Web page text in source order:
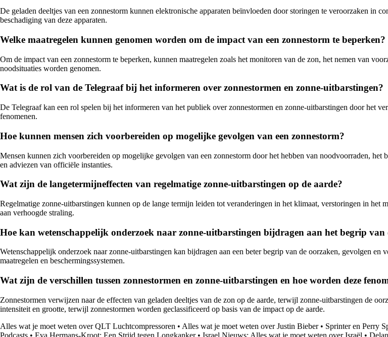
De geladen deeltjes van een zonnestorm kunnen elektronische apparaten beïnvloeden door storingen te veroorzaken in
beschadiging van deze apparaten.
Welke maatregelen kunnen genomen worden om de impact van een zonnestorm te beperken?
Om de impact van een zonnestorm te beperken, kunnen maatregelen zoals het monitoren van de zon, het nemen van
noodsituaties worden genomen.
Wat is de rol van de Telegraaf bij het informeren over zonnestormen en zonne-uitbarstingen?
De Telegraaf kan een rol spelen bij het informeren van het publiek over zonnestormen en zonne-uitbarstingen door het
fenomenen.
Hoe kunnen mensen zich voorbereiden op mogelijke gevolgen van een zonnestorm?
Mensen kunnen zich voorbereiden op mogelijke gevolgen van een zonnestorm door het hebben van noodvoorraden,
en adviezen van officiële instanties.
Wat zijn de langetermijneffecten van regelmatige zonne-uitbarstingen op de aarde?
Regelmatige zonne-uitbarstingen kunnen op de lange termijn leiden tot veranderingen in het klimaat, verstoringen in
aan verhoogde straling.
Hoe kan wetenschappelijk onderzoek naar zonne-uitbarstingen bijdragen aan het begrip van
Wetenschappelijk onderzoek naar zonne-uitbarstingen kan bijdragen aan een beter begrip van de oorzaken, gevolgen
maatregelen en beschermingssystemen.
Wat zijn de verschillen tussen zonnestormen en zonne-uitbarstingen en hoe worden deze
Zonnestormen verwijzen naar de effecten van geladen deeltjes van de zon op de aarde, terwijl zonne-uitbarstingen de
intensiteit en grootte, terwijl zonnestormen worden geclassificeerd op basis van de impact op de aarde.
Alles wat je moet weten over QLT Luchtcompressoren • Alles wat je moet weten over Justin Bieber• Sprinter en Perry
Podcasts • Eva Hermans-Kroot: Een Strijd tegen Longkanker• Israel Nieuws: Alles wat je moet weten over Israël •